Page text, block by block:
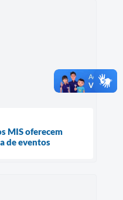
MIS oferecem
de eventos